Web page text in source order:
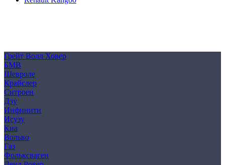
Грейт Волл Ховер
БМВ
Шевроле
Крайслер
Ситроен
Дэу
Инфинити
Исузу
Киа
Вольво
Газ
Фольксваген